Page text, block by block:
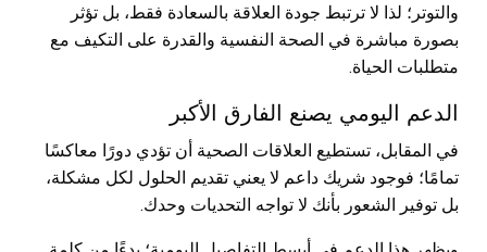
والتوتر؛ لذا لا ترتبط جودة العلاقة بالسعادة فقط، بل تؤثر
بصورة مباشرة في الصحة النفسية والقدرة على التكيف مع
متطلبات الحياة.
الدعم اليومي يصنع الفارق الأكبر
في المقابل، تستطيع العلاقات الصحية أن تؤدي دورًا معاكسًا
تمامًا؛ فوجود شريك داعم لا يعني تقديم الحلول لكل مشكلة،
بل توفير الشعور بأنك لا تواجه التحديات وحدك.